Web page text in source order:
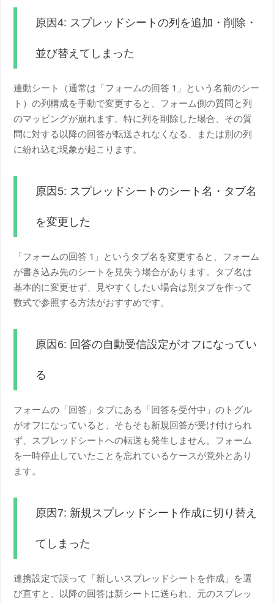
原因4: スプレッドシートの列を追加・削除・
並び替えてしまった
連動シート（通常は「フォームの回答 1」という名前のシー
ト）の列構成を手動で変更すると、フォーム側の質問と列
のマッピングが崩れます。特に列を削除した場合、その質
問に対する以降の回答が転送されなくなる、または別の列
に紛れ込む現象が起こります。
原因5: スプレッドシートのシート名・タブ名
を変更した
「フォームの回答 1」というタブ名を変更すると、フォーム
が書き込み先のシートを見失う場合があります。タブ名は
基本的に変更せず、見やすくしたい場合は別タブを作って
数式で参照する方法がおすすめです。
原因6: 回答の自動受信設定がオフになってい
る
フォームの「回答」タブにある「回答を受付中」のトグル
がオフになっていると、そもそも新規回答が受け付けられ
ず、スプレッドシートへの転送も発生しません。フォーム
を一時停止していたことを忘れているケースが意外とあり
ます。
原因7: 新規スプレッドシート作成に切り替え
てしまった
連携設定で誤って「新しいスプレッドシートを作成」を選
び直すと、以降の回答は新シートに送られ、元のスプレッ